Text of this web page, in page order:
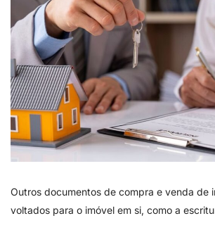
Outros documentos de compra e venda de
voltados para o imóvel em si, como a